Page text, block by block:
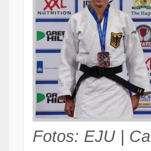
Fotos: EJU |